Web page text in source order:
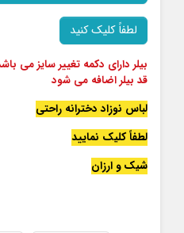
لطفاً کلیک کنید
قد بیلر اضافه می شود
لباس نوزاد دخترانه راحتی
لطفاً کلیک نمایید
شیک و ارزان